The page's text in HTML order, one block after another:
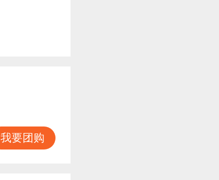
我要团购